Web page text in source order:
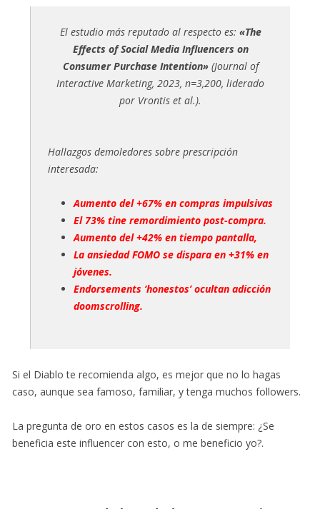
El estudio más reputado al respecto es: «The
Effects of Social Media Influencers on
Consumer Purchase Intention»(Journal of
Interactive Marketing, 2023, n=3,200, liderado
por Vrontis et al.).
Hallazgos demoledores sobre prescripción
interesada:
Aumento del +67% en compras impulsivas
El 73% tine remordimiento post-compra.
Aumento del +42% en tiempo pantalla,
La ansiedad FOMO se dispara en +31% en
jóvenes.
Endorsements ‘honestos’ ocultan adicción
doomscrolling.
Si el Diablo te recomienda algo, es mejor que no lo hagas
caso, aunque sea famoso, familiar, y tenga muchos followers.
La pregunta de oro en estos casos es la de siempre: ¿Se
beneficia este influencer con esto, o me beneficio yo?.